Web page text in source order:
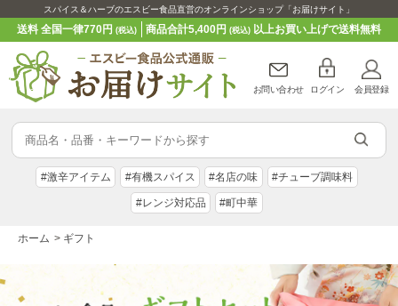
スパイス＆ハーブのエスビー食品直営のオンラインショップ「お届けサイト」
送料 全国一律770円(税込) 商品合計5,400円 (税込)以上お買い上げで送料無料
お問い合わせ ログイン 会員登録
#激辛アイテム #有機スパイス #名店の味 #チューブ調味料
#レンジ対応品 #町中華
ホーム > ギフト